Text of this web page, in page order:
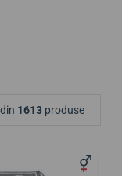
1613 produse